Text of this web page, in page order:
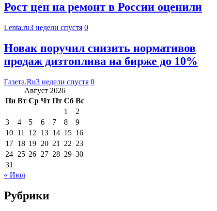
Рост цен на ремонт в России оценили
Lenta.ru3 недели спустя 0
Новак поручил снизить нормативов
продаж дизтоплива на бирже до 10%
Газета.Ru3 недели спустя 0
Август 2026
Пн Вт Ср Чт Пт Сб Вс
1
2
3
4 5 6 7 8
9
10 11 12 13 14 15 16
17 18 19 20 21 22 23
24 25 26 27 28 29 30
31
« Июл
Рубрики